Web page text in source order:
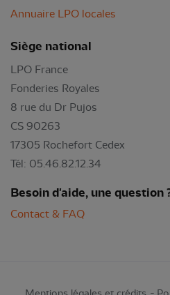
Annuaire LPO locales
Siège national
LPO France
Fonderies Royales
8 rue du Dr Pujos
CS 90263
17305 Rochefort Cedex
Tél: 05.46.82.12.34
Besoin d'aide, une question
Contact & FAQ